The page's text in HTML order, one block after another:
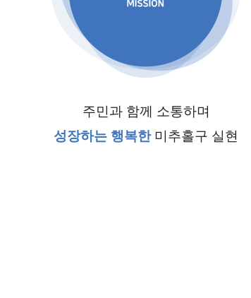
주민과 함께 소통하며
성장하는 행복한 미추홀구 실현